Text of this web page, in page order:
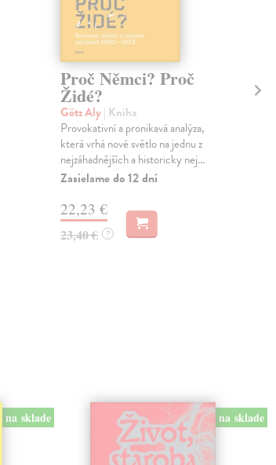
Proč Němci? Proč
Židé?
Götz Aly| Kniha
Provokativní a pronikavá analýza,
která vrhá nové světlo na jednu z
nejzáhadnějších a historicky nej...
Zasielame do 12 dní
22,23 €
23,40 € ?
na sklade na sklade